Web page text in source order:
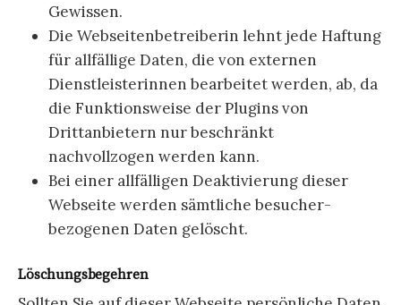
Gewissen.
Die Webseitenbetreiberin lehnt jede Haftung
für allfällige Daten, die von externen
Dienstleisterinnen bearbeitet werden, ab, da
die Funktionsweise der Plugins von
Drittanbietern nur beschränkt
nachvollzogen werden kann.
Bei einer allfälligen Deaktivierung dieser
Webseite werden sämtliche besucher-
bezogenen Daten gelöscht.
Löschungsbegehren